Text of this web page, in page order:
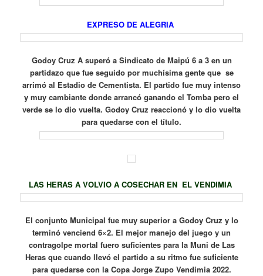
EXPRESO DE ALEGRIA
Godoy Cruz A superó a Sindicato de Maipú 6 a 3 en un
partidazo que fue seguido por muchísima gente que se
arrimó al Estadio de Cementista. El partido fue muy intenso
y muy cambiante donde arrancó ganando el Tomba pero el
verde se lo dio vuelta. Godoy Cruz reaccionó y lo dio vuelta
para quedarse con el título.
LAS HERAS A VOLVIO A COSECHAR EN EL VENDIMIA
El conjunto Municipal fue muy superior a Godoy Cruz y lo
terminó venciend 6×2. El mejor manejo del juego y un
contragolpe mortal fuero suficientes para la Muni de Las
Heras que cuando llevó el partido a su ritmo fue suficiente
para quedarse con la Copa Jorge Zupo Vendimia 2022.